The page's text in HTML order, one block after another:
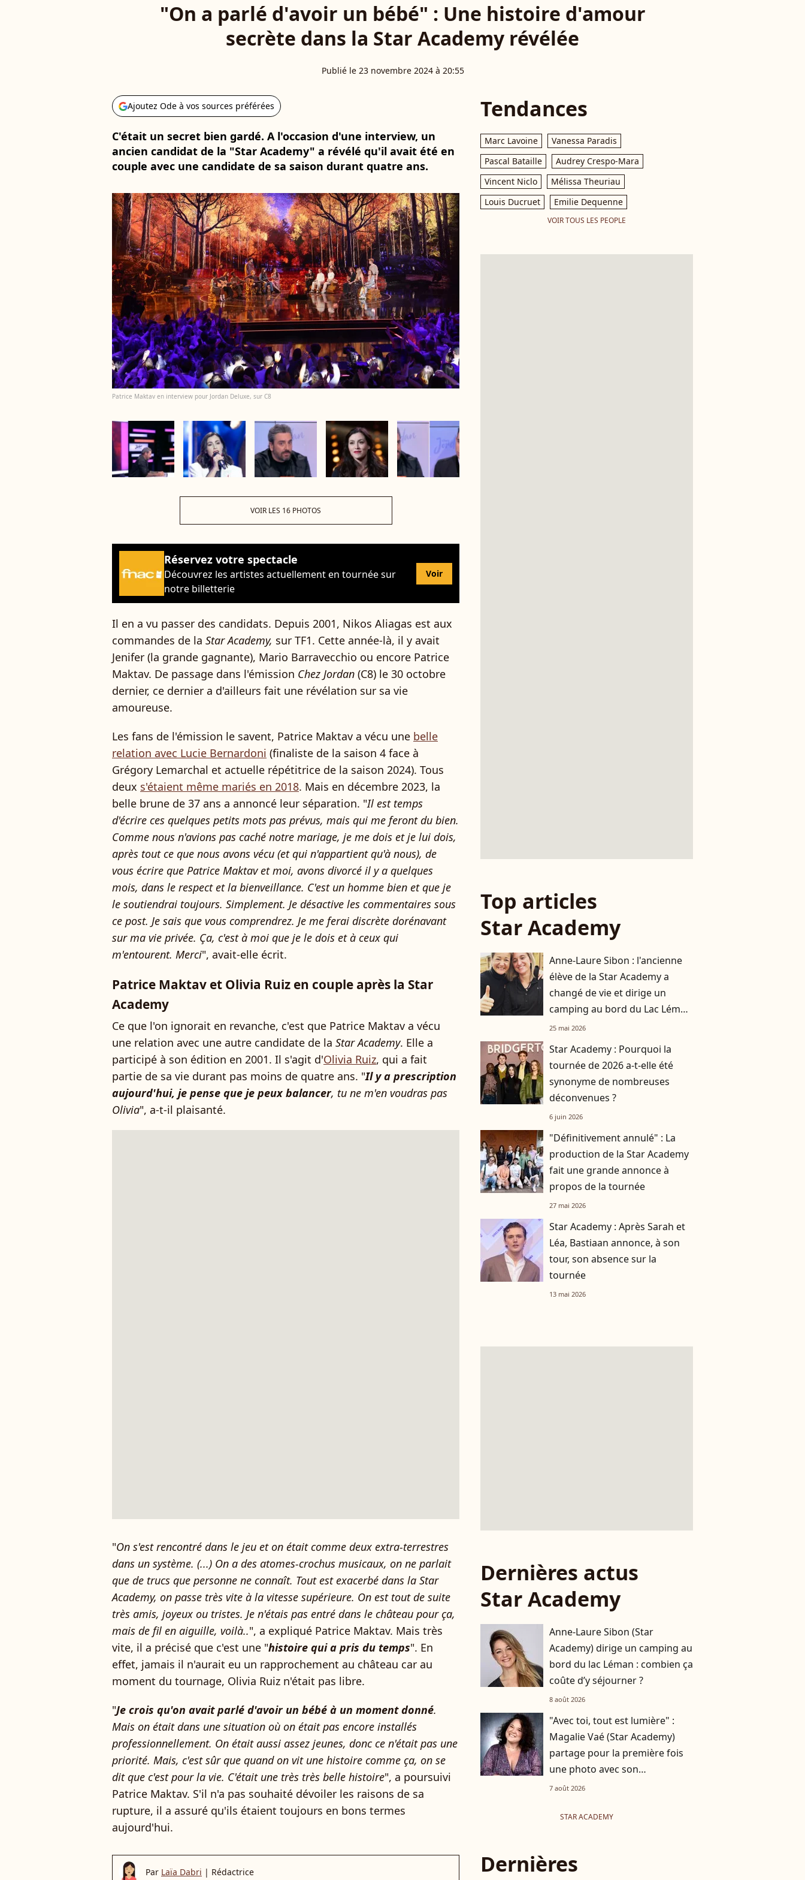
"On a parlé d'avoir un bébé" : Une histoire d'amour
secrète dans la Star Academy révélée
Publié le 23 novembre 2024 à 20:55
Ajoutez Ode à vos sources préférées
C'était un secret bien gardé. A l'occasion d'une interview, un
ancien candidat de la "Star Academy" a révélé qu'il avait été en
couple avec une candidate de sa saison durant quatre ans.
Patrice Maktav en interview pour Jordan Deluxe, sur C8
VOIR LES 16 PHOTOS
Réservez votre spectacle
Découvrez les artistes actuellement en tournée sur
notre billetterie
Voir
Il en a vu passer des candidats. Depuis 2001, Nikos Aliagas est aux
commandes de la Star Academy, sur TF1. Cette année-là, il y avait
Jenifer (la grande gagnante), Mario Barravecchio ou encore Patrice
Maktav. De passage dans l'émission Chez Jordan (C8) le 30 octobre
dernier, ce dernier a d'ailleurs fait une révélation sur sa vie
amoureuse.
Les fans de l'émission le savent, Patrice Maktav a vécu une belle
relation avec Lucie Bernardoni (finaliste de la saison 4 face à
Grégory Lemarchal et actuelle répétitrice de la saison 2024). Tous
deux s'étaient même mariés en 2018. Mais en décembre 2023, la
belle brune de 37 ans a annoncé leur séparation. "Il est temps
d'écrire ces quelques petits mots pas prévus, mais qui me feront du bien.
Comme nous n'avions pas caché notre mariage, je me dois et je lui dois,
après tout ce que nous avons vécu (et qui n'appartient qu'à nous), de
vous écrire que Patrice Maktav et moi, avons divorcé il y a quelques
mois, dans le respect et la bienveillance. C'est un homme bien et que je
le soutiendrai toujours. Simplement. Je désactive les commentaires sous
ce post. Je sais que vous comprendrez. Je me ferai discrète dorénavant
sur ma vie privée. Ça, c'est à moi que je le dois et à ceux qui
m'entourent. Merci", avait-elle écrit.
Patrice Maktav et Olivia Ruiz en couple après la Star
Academy
Ce que l'on ignorait en revanche, c'est que Patrice Maktav a vécu
une relation avec une autre candidate de la Star Academy. Elle a
participé à son édition en 2001. Il s'agit d'Olivia Ruiz, qui a fait
partie de sa vie durant pas moins de quatre ans. "Il y a prescription
aujourd'hui, je pense que je peux balancer, tu ne m'en voudras pas
Olivia", a-t-il plaisanté.
"On s'est rencontré dans le jeu et on était comme deux extra-terrestres
dans un système. (...) On a des atomes-crochus musicaux, on ne parlait
que de trucs que personne ne connaît. Tout est exacerbé dans la Star
Academy, on passe très vite à la vitesse supérieure. On est tout de suite
très amis, joyeux ou tristes. Je n'étais pas entré dans le château pour ça,
mais de fil en aiguille, voilà..", a expliqué Patrice Maktav. Mais très
vite, il a précisé que c'est une "histoire qui a pris du temps". En
effet, jamais il n'aurait eu un rapprochement au château car au
moment du tournage, Olivia Ruiz n'était pas libre.
"Je crois qu'on avait parlé d'avoir un bébé à un moment donné.
Mais on était dans une situation où on était pas encore installés
professionnellement. On était aussi assez jeunes, donc ce n'était pas une
priorité. Mais, c'est sûr que quand on vit une histoire comme ça, on se
dit que c'est pour la vie. C'était une très très belle histoire", a poursuivi
Patrice Maktav. S'il n'a pas souhaité dévoiler les raisons de sa
rupture, il a assuré qu'ils étaient toujours en bons termes
aujourd'hui.
Par Laïa Dabri | Rédactrice
Tendances
Marc Lavoine
Vanessa Paradis
Pascal Bataille
Audrey Crespo-Mara
Vincent Niclo
Mélissa Theuriau
Louis Ducruet
Emilie Dequenne
VOIR TOUS LES PEOPLE
Top articles
Star Academy
Anne-Laure Sibon : l'ancienne
élève de la Star Academy a
changé de vie et dirige un
camping au bord du Lac Léman
avec sa compagne
25 mai 2026
Star Academy : Pourquoi la
tournée de 2026 a-t-elle été
synonyme de nombreuses
déconvenues ?
6 juin 2026
"Définitivement annulé" : La
production de la Star Academy
fait une grande annonce à
propos de la tournée
27 mai 2026
Star Academy : Après Sarah et
Léa, Bastiaan annonce, à son
tour, son absence sur la
tournée
13 mai 2026
Dernières actus
Star Academy
Anne-Laure Sibon (Star
Academy) dirige un camping au
bord du lac Léman : combien ça
coûte d’y séjourner ?
8 août 2026
"Avec toi, tout est lumière" :
Magalie Vaé (Star Academy)
partage pour la première fois
une photo avec son
compagnon
7 août 2026
STAR ACADEMY
Dernières